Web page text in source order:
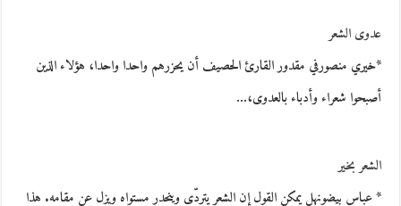
عدوى الشعر
*خيري منصورفي مقدور القارئ الحصيف أن يحزرهم واحدا واحدا، هؤلاء الذين
أصبحوا شعراء وأدباء بالعدوى،…
الشعر بخير
* عباس بيضونهل يمكن القول إن الشعر يتردّى وينحدر مستواه ويزل عن مقامه. هذا